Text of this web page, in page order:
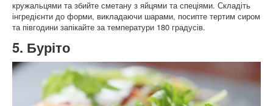
кружальцями та збийте сметану з яйцями та спеціями. Складіть
інгредієнти до форми, викладаючи шарами, посипте тертим сиром
та півгодини запікайте за температури 180 градусів.
5. Буріто